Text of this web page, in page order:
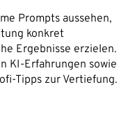
Prompts aussehen,
konkret
Ergebnisse erzielen.
KI-Erfahrungen sowie
Tipps zur Vertiefung.